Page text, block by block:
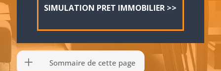
SIMULATION PRET IMMOBILIER >>
Sommaire de cette page